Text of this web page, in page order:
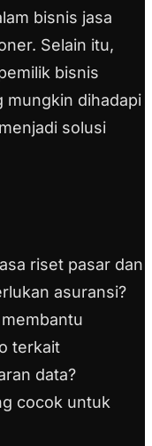
bisnis jasa
Selain itu,
bisnis
mungkin dihadapi
solusi
riset pasar dan
asuransi?
terkait
data?
cocok untuk